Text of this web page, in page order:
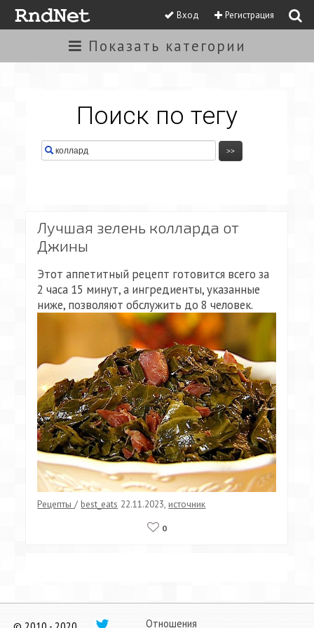
Вход Регистрация
Показать категории
Поиск по тегу
Лучшая зелень колларда от
Джины
Этот аппетитный рецепт готовится всего за
2 часа 15 минут, а ингредиенты, указанные
ниже, позволяют обслужить до 8 человек.
Рецепты/ best_eats 22.11.2023, источник
0
Отношения